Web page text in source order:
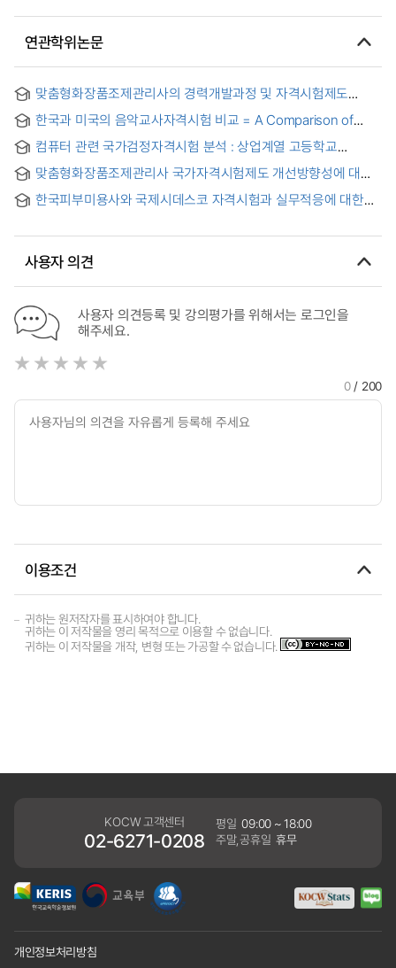
연관학위논문
맞춤형화장품조제관리사의 경력개발과정 및 자격시험제도
Development Process and the Operation of the
Qualification Test System for Customized Cosmetic
Preparation Manager
한국과 미국의 음악교사자격시험 비교 = A Comparison of
U.S.A.
컴퓨터 관련 국가검정자격시험 분석 : 상업계열 고등학교
Computer Qualifying Test : Focus in High Schools of
Commercial
맞춤형화장품조제관리사 국가자격시험제도 개선방향성에 대한
Improving Directions for the Korean Certification System of
focus on analysis job relevance of esthetician
한국피부미용사와 국제시데스코 자격시험과 실무적응에 대한
사용자 의견
사용자 의견등록 및 강의평가를 위해서는 로그인을
해주세요.
0/ 200
이용조건
귀하는 원저작자를 표시하여야 합니다.
귀하는 이 저작물을 영리 목적으로 이용할 수 없습니다.
귀하는 이 저작물을 개작, 변형 또는 가공할 수 없습니다.
KOCW 고객센터
02-6271-0208
평일 09:00 ~ 18:00
주말,공휴일 휴무
개인정보처리방침